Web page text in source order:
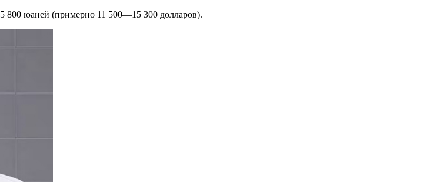
800 юаней (примерно 11 500—15 300 долларов).